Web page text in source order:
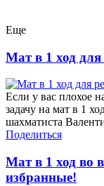
Еще
Мат в 1 ход
Если у вас плохое
задачу на мат в 1
шахматиста
Поделиться
Мат в 1 ход во
избранные!